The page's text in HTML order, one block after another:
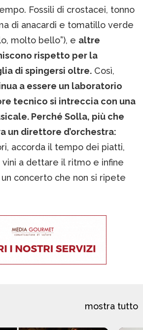
Fossili di crostacei, tonno
di anacardi e tomatillo verde
molto bello”), e altre
rispetto per la
di spingersi oltre. Così,
a essere un laboratorio
tecnico si intreccia con una
Perché Solla, più che
un direttore d’orchestra:
accorda il tempo dei piatti,
vini a dettare il ritmo e infine
concerto che non si ripete
mostra tutto